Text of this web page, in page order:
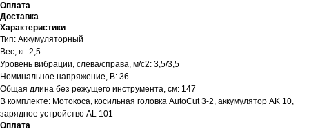
Оплата
Доставка
Характеристики
Тип: Аккумуляторный
Вес, кг: 2,5
Уровень вибрации, слева/справа, м/с2: 3,5/3,5
Номинальное напряжение, В: 36
Общая длина без режущего инструмента, см: 147
В комплекте: Мотокоса, косильная головка AutoCut 3-2, аккумулятор AK 10,
зарядное устройство AL 101
Оплата